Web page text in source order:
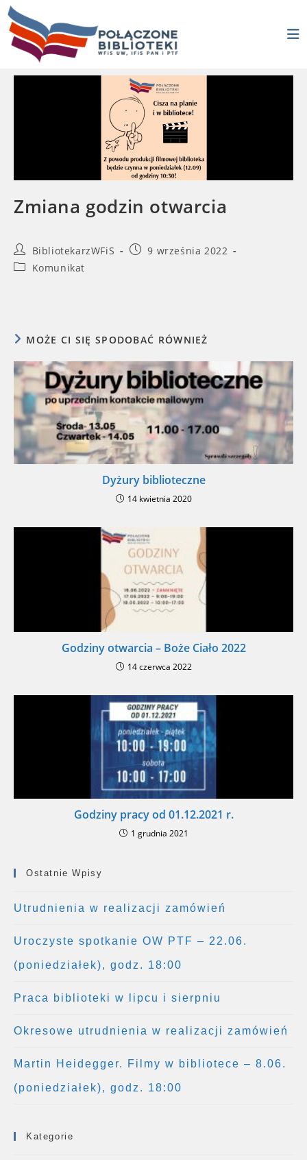
Skip
content
Zmiana godzin otwarcia
Post
author:
BibliotekarzWFiS
Post9 września 2022
PostKomunikat
MOŻE CI SIĘ SPODOBAĆ RÓWNIEŻ
Dyżury biblioteczne
14 kwietnia 2020
Godziny otwarcia – Boże Ciało 2022
14 czerwca 2022
Godziny pracy od 01.12.2021 r.
1 grudnia 2021
Ostatnie Wpisy
Utrudnienia w realizacji zamówień
Uroczyste spotkanie OW PTF – 22.06.
(poniedziałek), godz. 18:00
Praca biblioteki w lipcu i sierpniu
Okresowe utrudnienia w realizacji zamówień
Martin Heidegger. Filmy w bibliotece – 8.06.
(poniedziałek), godz. 18:00
Kategorie